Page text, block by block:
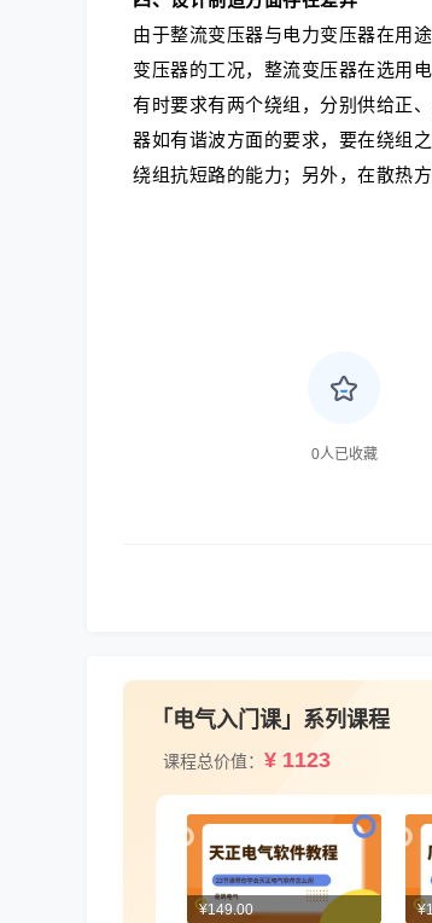
由于整流变压器与电力变压器在用
变压器的工况，整流变压器在选用
有时要求有两个绕组，分别供给正
器如有谐波方面的要求，要在绕组
绕组抗短路的能力；另外，在散热
0人已收藏
「电气入门课」系列课程
课程总价值： ¥ 1123
¥149.00